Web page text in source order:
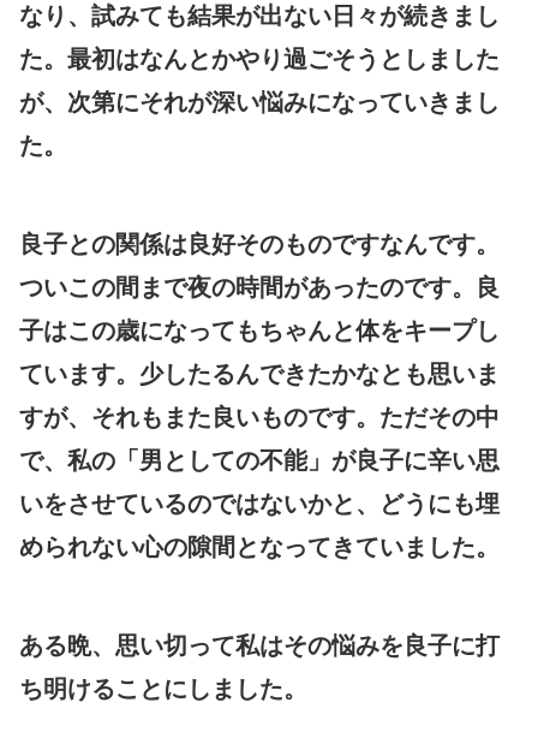
なり、試みても結果が出ない日々が続きまし
た。最初はなんとかやり過ごそうとしました
が、次第にそれが深い悩みになっていきまし
た。
良子との関係は良好そのものですなんです。
ついこの間まで夜の時間があったのです。良
子はこの歳になってもちゃんと体をキープし
ています。少したるんできたかなとも思いま
すが、それもまた良いものです。ただその中
で、私の「男としての不能」が良子に辛い思
いをさせているのではないかと、どうにも埋
められない心の隙間となってきていました。
ある晩、思い切って私はその悩みを良子に打
ち明けることにしました。